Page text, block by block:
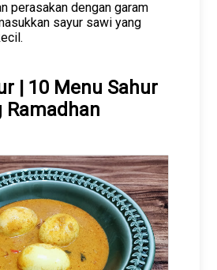
perasakan dengan garam
sayur sawi yang
| 10 Menu Sahur
Ramadhan